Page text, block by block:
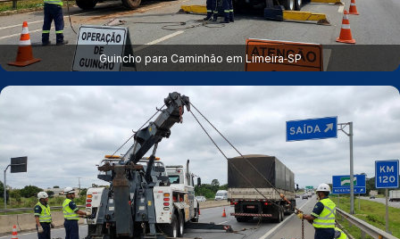
Guincho para Caminhão em Limeira‑SP